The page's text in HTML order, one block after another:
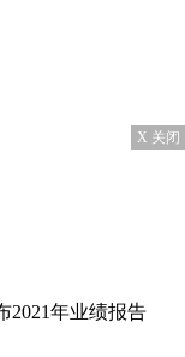
X 关闭
2021年业绩报告